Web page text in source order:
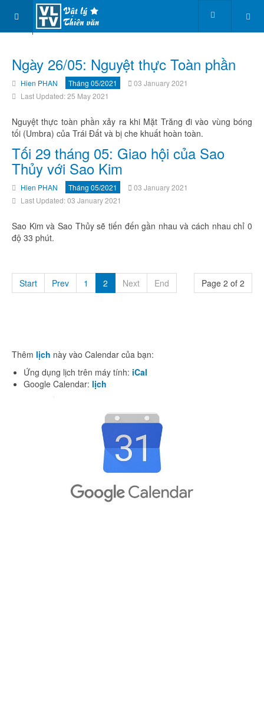
Ngày 26/05: Nguyệt thực Toàn phần
Hien PHAN Tháng 05/2021
03 January 2021
Last Updated: 25 May 2021
Nguyệt thực toàn phần xảy ra khi Mặt Trăng đi vào vùng bóng
tối (Umbra) của Trái Đất và bị che khuất hoàn toàn.
Tối 29 tháng 05: Giao hội của Sao
Thủy với Sao Kim
Hien PHAN Tháng 05/2021
03 January 2021
Last Updated: 03 January 2021
Sao Kim và Sao Thủy sẽ tiến đến gần nhau và cách nhau chỉ 0
độ 33 phút.
Page 2 of 2
Start Prev 1 2 Next End
Thêm lịch này vào Calendar của bạn:
Ứng dụng lịch trên máy tính: iCal
Google Calendar: lịch